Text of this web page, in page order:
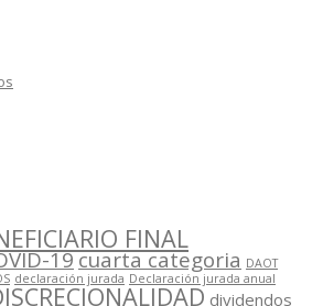
FINAL
19cuarta categoria DAOT
declaración jurada Declaración jurada anual
dividendos